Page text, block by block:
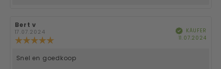
Autor
der
Rezension:
Bert v
17.07.2024
Bewertung:
von
5
Verifiziert
KÄUFER
11.07.2024
Rezensionstext:
Snel en goedkoop